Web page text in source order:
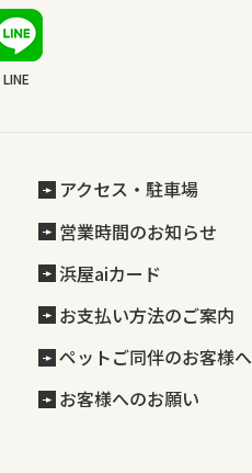
LINE
アクセス・駐車場
営業時間のお知らせ
浜屋aiカード
お支払い方法のご案内
ペットご同伴のお客様へ
お客様へのお願い